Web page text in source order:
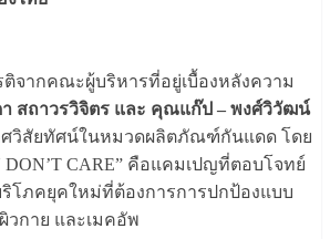
ติจากคณะผู้บริหารที่อยู่เบื้องหลังความ
สถาวรวิจิตร และ คุณแก๊ป – พงศ์วิวัฒน์
ศวิสัยทัศน์ในหมวดผลิตภัณฑ์กันแดด โดย
DON’T CARE” คือแคมเปญที่ตอบโจทย์
โภคยุคใหม่ที่ต้องการการปกป้องแบบ
วกาย และเมคอัพ